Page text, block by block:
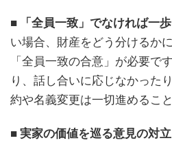
■ 「全員一致」でなければ一
い場合、財産をどう分けるか
「全員一致の合意」が必要で
り、話し合いに応じなかった
約や名義変更は一切進めるこ
■ 実家の価値を巡る意見の対立